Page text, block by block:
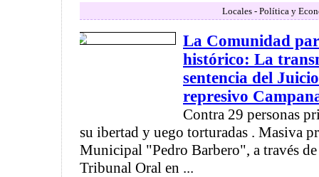
Locales - Política y
La Comunidad
histórico: La
sentencia del
represivo
Contra 29 personas
su ibertad y uego torturadas . Masiva
Municipal "Pedro Barbero", a través
Tribunal Oral en ...